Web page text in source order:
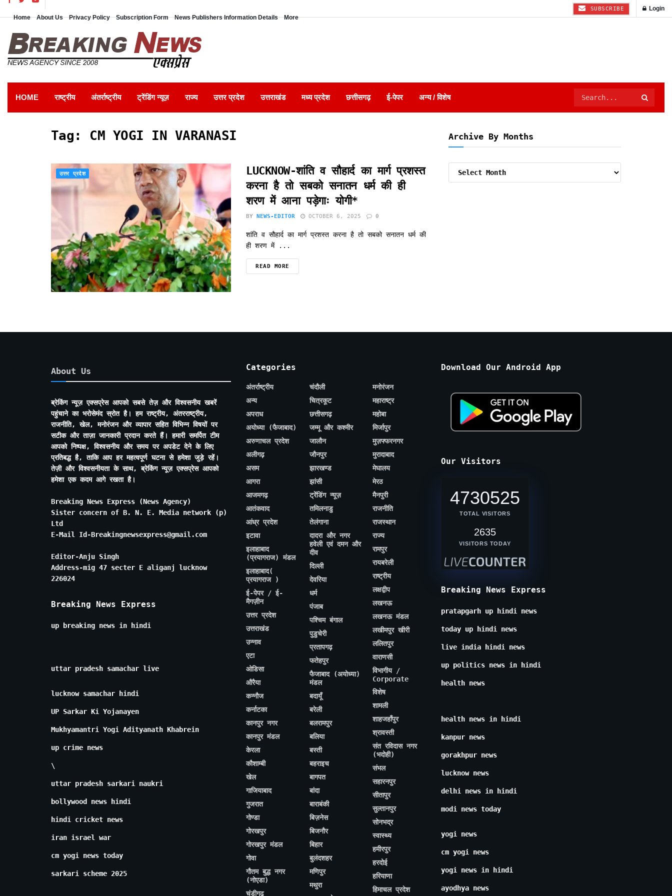
Home About Us Privacy Policy Subscription Form News Publishers Information Details More
SUBSCRIBE Login
HOME राष्ट्रीय अंतर्राष्ट्रीय ट्रेंडिंग न्यूज़ राज्य उत्तर प्रदेश उत्तराखंड मध्य प्रदेश छत्तीसगढ़ ई-पेपर अन्य / विशेष
Tag: CM YOGI IN VARANASI
उत्तर प्रदेश
LUCKNOW-शांति व सौहार्द का मार्ग प्रशस्त
करना है तो सबको सनातन धर्म की ही
शरण में आना पड़ेगाः योगी*
BY NEWS-EDITOR OCTOBER 6, 2025 0
शांति व सौहार्द का मार्ग प्रशस्त करना है तो सबको सनातन धर्म की
ही शरण में ...
READ MORE
Archive By Months
About Us
ब्रेकिंग न्यूज़ एक्सप्रेस आपको सबसे तेज़ और विश्वसनीय खबरें
पहुंचाने का भरोसेमंद स्रोत है। हम राष्ट्रीय, अंतरराष्ट्रीय,
राजनीति, खेल, मनोरंजन और व्यापार सहित विभिन्न विषयों पर
सटीक और ताज़ा जानकारी प्रदान करते हैं। हमारी समर्पित टीम
आपको निष्पक्ष, विश्वसनीय और समय पर अपडेट देने के लिए
प्रतिबद्ध है, ताकि आप हर महत्वपूर्ण घटना से हमेशा जुड़े रहें।
तेज़ी और विश्वसनीयता के साथ, ब्रेकिंग न्यूज़ एक्सप्रेस आपको
हमेशा एक कदम आगे रखता है।
Breaking News Express (News Agency)
Sister concern of B. N. E. Media network (p)
Ltd
E-Mail Id-Breakingnewsexpress@gmail.com
Editor-Anju Singh
Address-mig 47 secter E aliganj lucknow
226024
Breaking News Express
up breaking news in hindi
uttar pradesh samachar live
lucknow samachar hindi
UP Sarkar Ki Yojanayen
Mukhyamantri Yogi Adityanath Khabrein
up crime news
\
uttar pradesh sarkari naukri
bollywood news hindi
hindi cricket news
iran israel war
cm yogi news today
sarkari scheme 2025
Categories
अंतर्राष्ट्रीय
अन्य
अपराध
अयोध्या (फैजाबाद)
अरुणाचल प्रदेश
अलीगढ़
असम
आगरा
आजमगढ़
आतंकवाद
आंध्र प्रदेश
इटावा
इलाहाबाद
(प्रयागराज) मंडल
इलाहाबाद(
प्रयागराज )
ई-पेपर / ई-
मैगज़ीन
उत्तर प्रदेश
उत्तराखंड
उन्नाव
एटा
ओडिसा
औरैया
कन्नौज
कर्नाटका
कानपुर नगर
कानपुर मंडल
केरला
कौशाम्बी
खेल
गाजियाबाद
गुजरात
गोण्डा
गोरखपुर
गोरखपुर मंडल
गोवा
गौतम बुद्ध नगर
(नोएडा)
चंडीगढ़
चंदौली
चित्रकूट
छत्तीसगढ़
जम्मू और कश्मीर
जालौन
जौनपुर
झारखण्ड
झांसी
ट्रेंडिंग न्यूज़
तमिलनाडु
तेलंगाना
दादरा और नगर
हवेली एवं दमन और
दीव
दिल्ली
देवरिया
धर्म
पंजाब
पश्चिम बंगाल
पुडुचेरी
प्रतापगढ़
फतेहपुर
फैजाबाद (अयोध्या)
मंडल
बदायूँ
बरेली
बलरामपुर
बलिया
बस्ती
बहराइच
बागपत
बांदा
बाराबंकी
बिज़नेस
बिजनौर
बिहार
बुलंदशहर
मणिपुर
मथुरा
मनोरंजन
महाराष्ट्र
महोबा
मिर्जापुर
मुज़फ्फरनगर
मुरादाबाद
मेघालय
मेरठ
मैनपुरी
राजनीति
राजस्थान
राज्य
रामपुर
रायबरेली
राष्ट्रीय
लक्षद्वीप
लखनऊ
लखनऊ मंडल
लखीमपुर खीरी
ललितपुर
वाराणसी
विभागीय /
Corporate
विशेष
शामली
शाहजहाँपुर
श्रावस्ती
संत रविदास नगर
(भदोही)
संभल
सहारनपुर
सीतापुर
सुल्तानपुर
सोनभद्र
स्वास्थ्य
हमीरपुर
हरदोई
हरियाणा
हिमाचल प्रदेश
Download Our Android App
Our Visitors
4730525
TOTAL VISITORS
2635
VISITORS TODAY
Breaking News Express
pratapgarh up hindi news
today up hindi news
live india hindi news
up politics news in hindi
health news
health news in hindi
kanpur news
gorakhpur news
lucknow news
delhi news in hindi
modi news today
yogi news
cm yogi news
yogi news in hindi
ayodhya news